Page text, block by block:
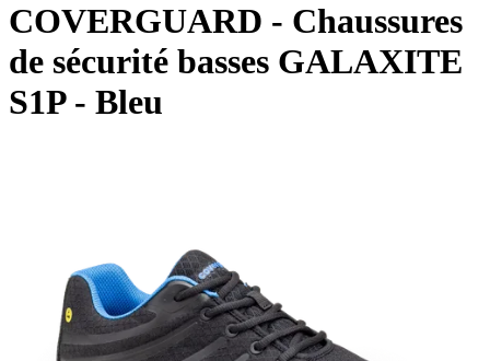
COVERGUARD - Chaussures
de sécurité basses GALAXITE
S1P - Bleu